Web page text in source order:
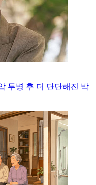
투병 후 더 단단해진 박